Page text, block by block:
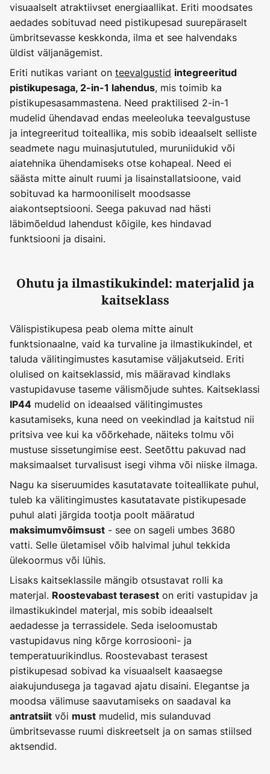
visuaalselt atraktiivset energiaallikat. Eriti moodsates
aedades sobituvad need pistikupesad suurepäraselt
ümbritsevasse keskkonda, ilma et see halvendaks
üldist väljanägemist.
Eriti nutikas variant on teevalgustid integreeritud
pistikupesaga, 2-in-1 lahendus, mis toimib ka
pistikupesasammastena. Need praktilised 2-in-1
mudelid ühendavad endas meeleoluka teevalgustuse
ja integreeritud toiteallika, mis sobib ideaalselt selliste
seadmete nagu muinasjututuled, muruniidukid või
aiatehnika ühendamiseks otse kohapeal. Need ei
säästa mitte ainult ruumi ja lisainstallatsioone, vaid
sobituvad ka harmooniliselt moodsasse
aiakontseptsiooni. Seega pakuvad nad hästi
läbimõeldud lahendust kõigile, kes hindavad
funktsiooni ja disaini.
Ohutu ja ilmastikukindel: materjalid ja
kaitseklass
Välispistikupesa peab olema mitte ainult
funktsionaalne, vaid ka turvaline ja ilmastikukindel, et
taluda välitingimustes kasutamise väljakutseid. Eriti
olulised on kaitseklassid, mis määravad kindlaks
vastupidavuse taseme välismõjude suhtes. Kaitseklassi
IP44 mudelid on ideaalsed välitingimustes
kasutamiseks, kuna need on veekindlad ja kaitstud nii
pritsiva vee kui ka võõrkehade, näiteks tolmu või
mustuse sissetungimise eest. Seetõttu pakuvad nad
maksimaalset turvalisust isegi vihma või niiske ilmaga.
Nagu ka siseruumides kasutatavate toiteallikate puhul,
tuleb ka välitingimustes kasutatavate pistikupesade
puhul alati järgida tootja poolt määratud
maksimumvõimsust - see on sageli umbes 3680
vatti. Selle ületamisel võib halvimal juhul tekkida
ülekoormus või lühis.
Lisaks kaitseklassile mängib otsustavat rolli ka
materjal. Roostevabast terasest on eriti vastupidav ja
ilmastikukindel materjal, mis sobib ideaalselt
aedadesse ja terrassidele. Seda iseloomustab
vastupidavus ning kõrge korrosiooni- ja
temperatuurikindlus. Roostevabast terasest
pistikupesad sobivad ka visuaalselt kaasaegse
aiakujundusega ja tagavad ajatu disaini. Elegantse ja
moodsa välimuse saavutamiseks on saadaval ka
antratsiit või must mudelid, mis sulanduvad
ümbritsevasse ruumi diskreetselt ja on samas stiilsed
aktsendid.